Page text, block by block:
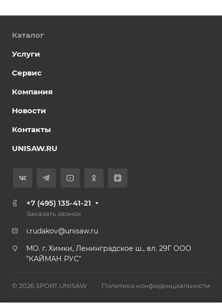
Каталог
Услуги
Сервис
Компания
Новости
Контакты
UNISAW.RU
+7 (495) 135-41-21
Заказать звонок
i.rudakov@unisaw.ru
MO. г. Химки, Ленинградское ш., вл. 29Г ООО
"КАЙМАН РУС"
© 2026 SPORT.UNISAW Политика конфиденциальности